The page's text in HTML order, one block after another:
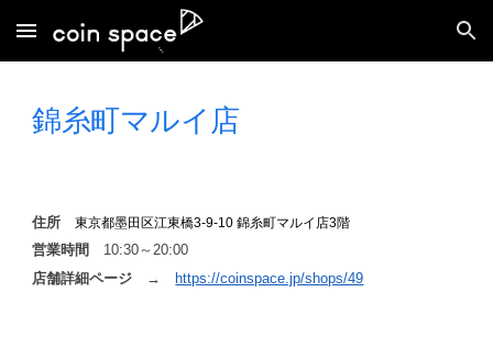
Skip to main content Skip to navigation
錦糸町マルイ 店
住所東京都墨田区江東橋3-9-10 錦糸町マルイ店3階
営業時間 10:30～20:00
店舗詳細ページ
→ https://coinspace.jp/shops/49